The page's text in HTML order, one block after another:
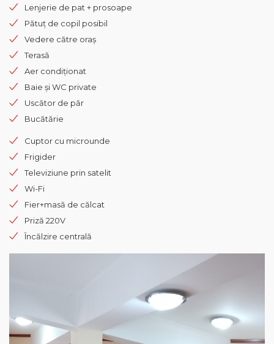
Lenjerie de pat + prosoape
Pătuț de copil posibil
Vedere către oraș
Terasă
Aer condiționat
Baie și WC private
Uscător de păr
Bucătărie
Cuptor cu microunde
Frigider
Televiziune prin satelit
Wi-Fi
Fier+masă de călcat
Priză 220V
Încălzire centrală